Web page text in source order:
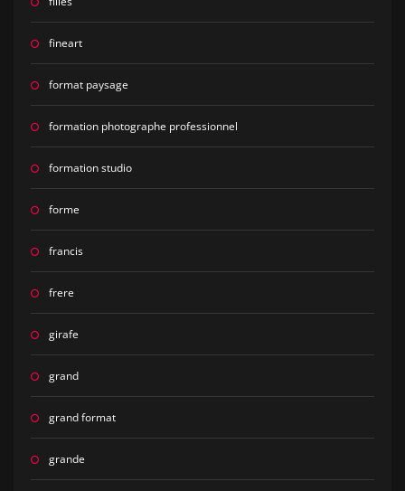
fineart
format paysage
formation photographe professionnel
formation studio
forme
francis
frere
girafe
grand
grand format
grande